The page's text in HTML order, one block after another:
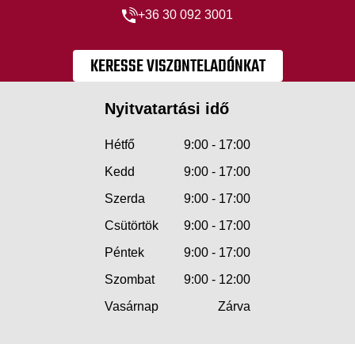
+36 30 092 3001
KERESSE VISZONTELADÓNKAT
Nyitvatartási idő
Hétfő
9:00 - 17:00
Kedd
9:00 - 17:00
Szerda
9:00 - 17:00
Csütörtök
9:00 - 17:00
Péntek
9:00 - 17:00
Szombat
9:00 - 12:00
Vasárnap
Zárva